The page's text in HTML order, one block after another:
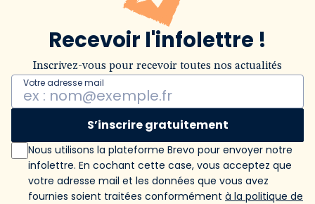
Recevoir l'infolettre !
Inscrivez-vous pour recevoir toutes nos actualités
Votre adresse mail
S’inscrire gratuitement
Nous utilisons la plateforme Brevo pour envoyer notre
infolettre. En cochant cette case, vous acceptez que
votre adresse mail et les données que vous avez
fournies soient traitées conformément à la politique de